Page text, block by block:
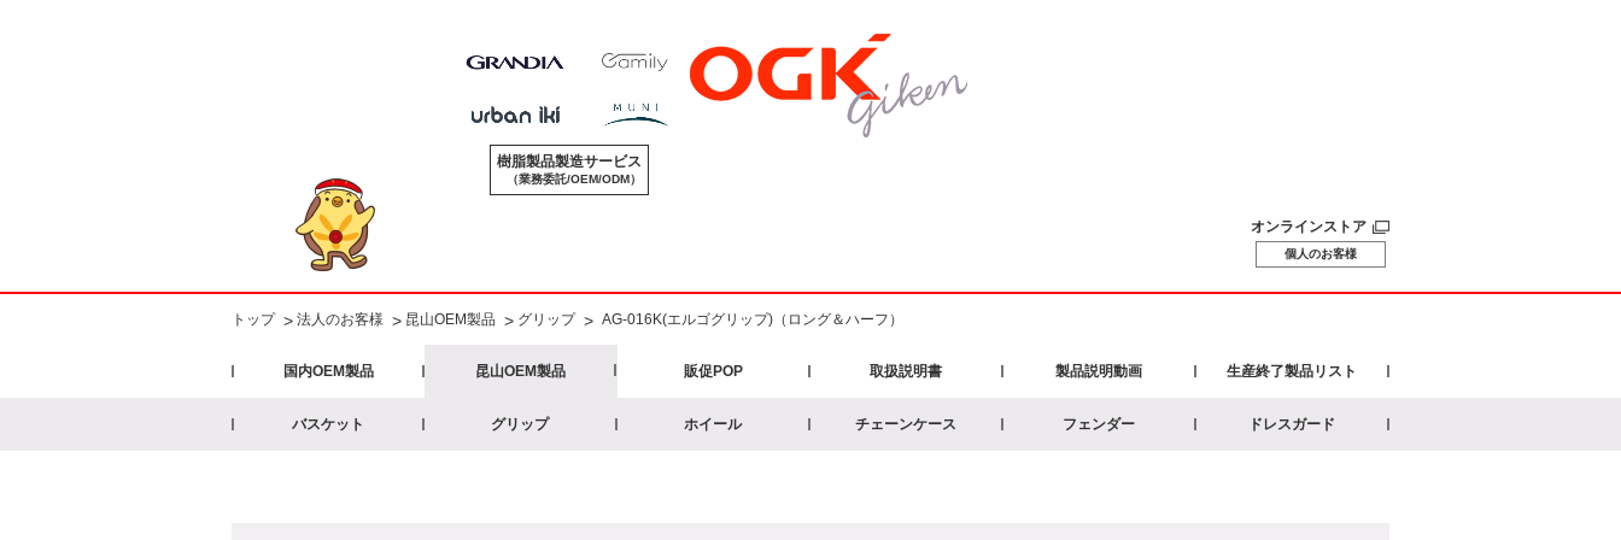
樹脂製品製造サービス
（業務委託/OEM/ODM）
オンラインストア
個人のお客様
トップ > 法人のお客様 > 昆山OEM製品 > グリップ > AG-016K(エルゴグリップ)（ロング＆ハーフ）
国内OEM製品 昆山OEM製品 販促POP 取扱説明書 製品説明動画 生産終了製品リスト
バスケット グリップ ホイール チェーンケース フェンダー ドレスガード